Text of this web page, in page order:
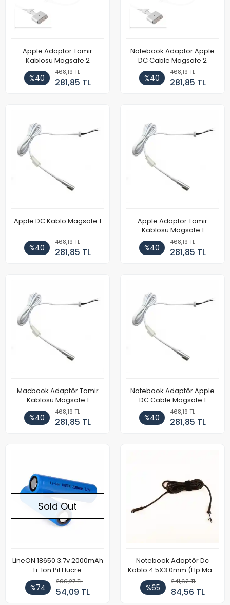
Apple Adaptör Tamir
Kablosu Magsafe 2
%40
468,19 TL
281,85 TL
Notebook Adaptör Apple
DC Cable Magsafe 2
%40
468,19 TL
281,85 TL
Apple DC Kablo Magsafe 1
%40
468,19 TL
281,85 TL
Apple Adaptör Tamir
Kablosu Magsafe 1
%40
468,19 TL
281,85 TL
Macbook Adaptör Tamir
Kablosu Magsafe 1
%40
468,19 TL
281,85 TL
Notebook Adaptör Apple
DC Cable Magsafe 1
%40
468,19 TL
281,85 TL
Sold Out
LineON 18650 3.7v 2000mAh
Li-Ion Pil Hücre
%74
206,27 TL
54,09 TL
Notebook Adaptör Dc
Kablo 4.5X3.0mm (Hp Mavi
Uç) (3 Kablo)
%65
241,62 TL
84,56 TL